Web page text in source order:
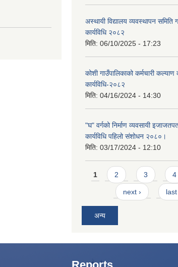
अस्थायी विद्यालय व्यवस्थापन समिति
कार्यविधि २०८२
मिति: 06/10/2025 - 17:23
कोशी गाउँपालिकाको कर्मचारी
कार्यविधि-२०८२
मिति: 04/16/2024 - 14:30
"घ" वर्गको निर्माण व्यवसायी
कार्यविधि पहिलो संशोधन २०८०।
मिति: 03/17/2024 - 12:10
Pages
1 2 3 4
next ›
अन्य